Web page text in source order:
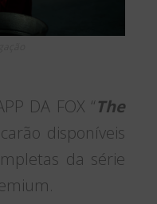
DA FOX “The
disponíveis
da série